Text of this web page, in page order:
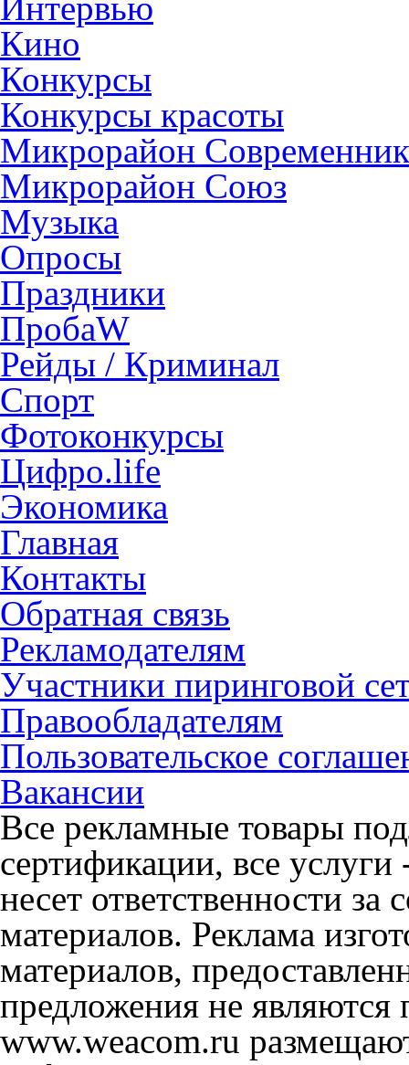
Кино
Конкурсы
Конкурсы красоты
Микрорайон Современник
Микрорайон Союз
Музыка
Опросы
Праздники
ПробаW
Рейды / Криминал
Спорт
Фотоконкурсы
Цифро.life
Экономика
Главная
Контакты
Обратная связь
Рекламодателям
Участники пиринговой
Правообладателям
Пользовательское
Вакансии
Все рекламные товары
сертификации, все
несет ответственности
материалов. Реклама
материалов,
предложения не
www.weacom.ru